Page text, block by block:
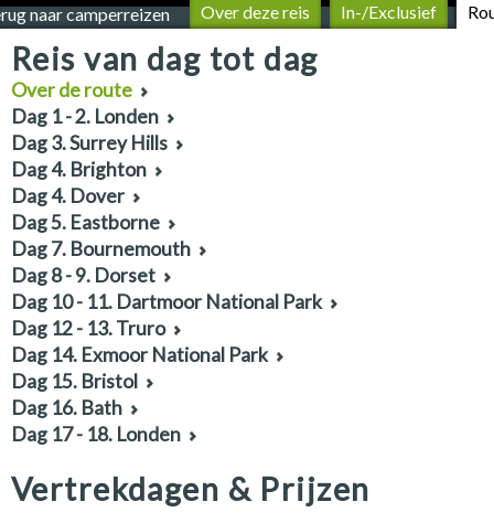
naar camperreizen Over deze reis In-/Exclusief
Reis van dag tot dag
Over de route
Dag 1 - 2. Londen
Dag 3. Surrey Hills
Dag 4. Brighton
Dag 4. Dover
Dag 5. Eastborne
Dag 7. Bournemouth
Dag 8 - 9. Dorset
Dag 10 - 11. Dartmoor National Park
Dag 12 - 13. Truro
Dag 14. Exmoor National Park
Dag 15. Bristol
Dag 16. Bath
Dag 17 - 18. Londen
Vertrekdagen & Prijzen